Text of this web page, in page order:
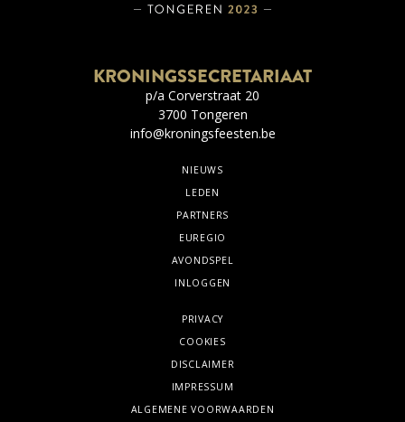
KRONINGSSECRETARIAAT
p/a Corverstraat 20
3700 Tongeren
info@kroningsfeesten.be
NIEUWS
LEDEN
PARTNERS
EUREGIO
AVONDSPEL
INLOGGEN
PRIVACY
COOKIES
DISCLAIMER
IMPRESSUM
ALGEMENE VOORWAARDEN